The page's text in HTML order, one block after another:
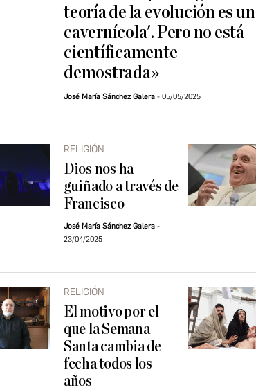
teoría de la evolución es un
cavernícola'. Pero no está
científicamente
demostrada»
José María Sánchez Galera 05/05/2025
RELIGIÓN
Dios nos ha
guiñado a través de
Francisco
José María Sánchez Galera
23/04/2025
RELIGIÓN
El motivo por el
que la Semana
Santa cambia de
fecha todos los
años